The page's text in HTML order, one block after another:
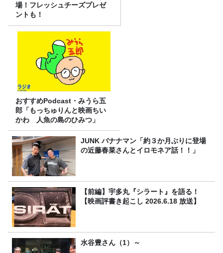
場！フレッシュチーズプレゼ
ントも！
おすすめPodcast・みうら五
郎「もっちゅりんと映画ちい
かわ 人魚の島のひみつ」
JUNK バナナマン「約３か月ぶりに登場
の近藤春菜さんとイロモネア話！！」
【前編】宇多丸『シラート』を語る！
【映画評書き起こし 2026.6.18 放送】
水谷豊さん（1）～